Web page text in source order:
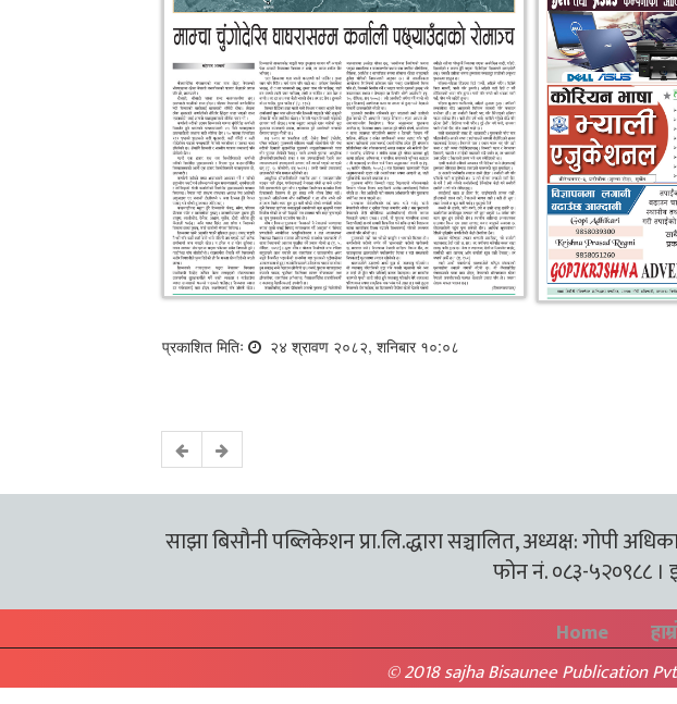
प्रकाशित मितिः २४ श्रावण २०८२, शनिबार १०:०८
साझा बिसौनी पब्लिकेशन प्रा.लि.द्धारा सञ्चालित, अध्यक्ष: गोपी
फोन नं. ०८३-५२०९८८ ।
Home
© 2018 sajha Bisaunee Publication